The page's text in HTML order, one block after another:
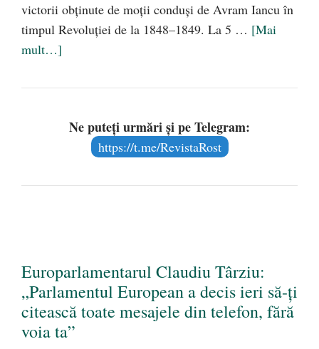
victorii obținute de moții conduși de Avram Iancu în
timpul Revoluției de la 1848–1849. La 5 … [Mai
mult…]
Ne puteți urmări și pe Telegram:
https://t.me/RevistaRost
Europarlamentarul Claudiu Târziu:
„Parlamentul European a decis ieri să-ți
citească toate mesajele din telefon, fără
voia ta”